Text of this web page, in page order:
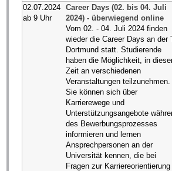
02.07.2024
ab 9 Uhr
Career Days (02. bis 04. Juli
2024) - überwiegend online
Vom 02. - 04. Juli 2024 finden
wieder die Career Days an der
Dortmund statt. Studierende
haben die Möglichkeit, in
Zeit an verschiedenen
Veranstaltungen teilzunehmen.
Sie können sich über
Karrierewege und
Unterstützungsangebote
des Bewerbungsprozesses
informieren und lernen
Ansprechpersonen an der
Universität kennen, die bei
Fragen zur Karriereorientierung